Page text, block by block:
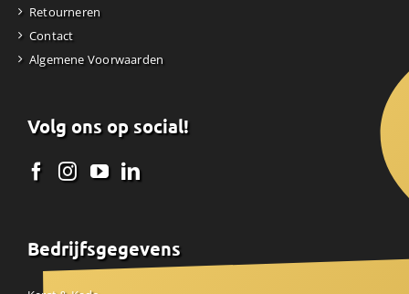
Retourneren
Contact
Algemene Voorwaarden
Volg ons op social!
Bedrijfsgegevens